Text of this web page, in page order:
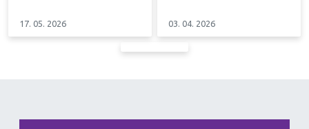
17. 05. 2026 03. 04. 2026